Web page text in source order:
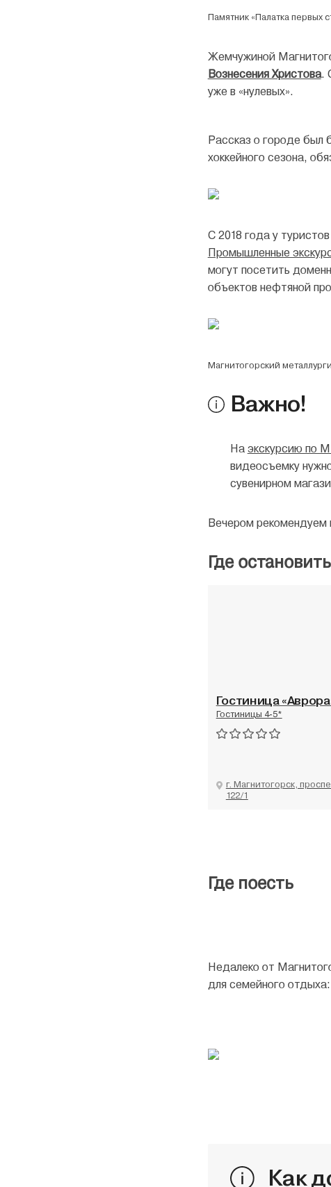
Памятник «Палатка первых
Жемчужиной
Вознесения Христова.
уже в «нулевых».
Рассказ о городе был
хоккейного сезона,
С 2018 года у
Промышленные
могут посетить
объектов нефтяной
Магнитогорский
Важно!
На экскурсию по
видеосъемку
сувенирном
Вечером рекомендуем
Где
Гостиница
Гостиницы 4-5*
г. Магнитогорск,
122/1
Где поесть
Недалеко от
для семейного
Как